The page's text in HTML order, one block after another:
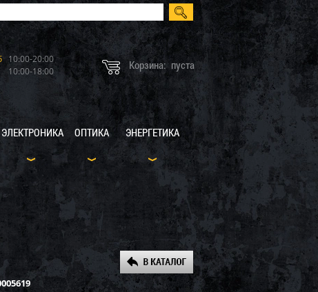
10:00-20:00
10:00-18:00 Корзина: пуста
ЭЛЕКТРОНИКА ОПТИКА ЭНЕРГЕТИКА